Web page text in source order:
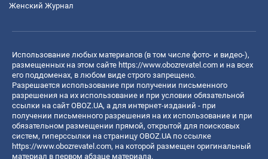
Женский Журнал
Использование любых материалов (в том числе фото- и видео-),
размещенных на этом сайте https://www.obozrevatel.com и на всех
его поддоменах, в любом виде строго запрещено.
Разрешается использование при получении письменного
разрешения на их использование и при условии обязательной
ссылки на сайт OBOZ.UA, а для интернет-изданий - при
получении письменного разрешения на их использование и при
обязательном размещении прямой, открытой для поисковых
систем, гиперссылки на страницу OBOZ.UA по ссылке
https://www.obozrevatel.com, на которой размещен оригинальный
материал в первом абзаце материала.